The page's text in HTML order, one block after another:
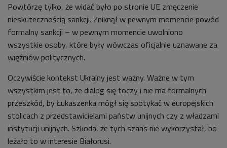
Powtórzę tylko, że widać było po stronie UE zmęczenie
nieskutecznością sankcji. Zniknął w pewnym momencie powód
formalny sankcji – w pewnym momencie uwolniono
wszystkie osoby, które były wówczas oficjalnie uznawane za
więźniów politycznych.
Oczywiście kontekst Ukrainy jest ważny. Ważne w tym
wszystkim jest to, że dialog się toczy i nie ma formalnych
przeszkód, by Łukaszenka mógł się spotykać w europejskich
stolicach z przedstawicielami państw unijnych czy z władzami
instytucji unijnych. Szkoda, że tych szans nie wykorzystał, bo
leżało to w interesie Białorusi.